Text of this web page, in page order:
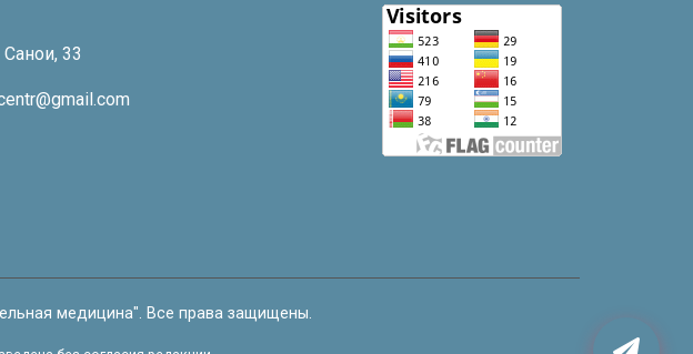
33
медицина". Все права защищены.